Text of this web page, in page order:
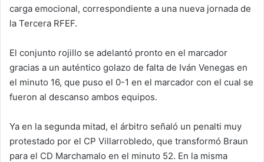
carga emocional, correspondiente a una nueva jornada de
la Tercera RFEF.
El conjunto rojillo se adelantó pronto en el marcador
gracias a un auténtico golazo de falta de Iván Venegas en
el minuto 16, que puso el 0-1 en el marcador con el cual se
fueron al descanso ambos equipos.
Ya en la segunda mitad, el árbitro señaló un penalti muy
protestado por el CP Villarrobledo, que transformó Braun
para el CD Marchamalo en el minuto 52. En la misma